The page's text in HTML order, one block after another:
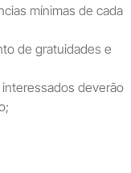
mínimas de cada
de gratuidades e
deverão